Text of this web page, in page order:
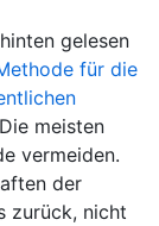
gelesen
für die
meisten
vermeiden.
der
zurück, nicht